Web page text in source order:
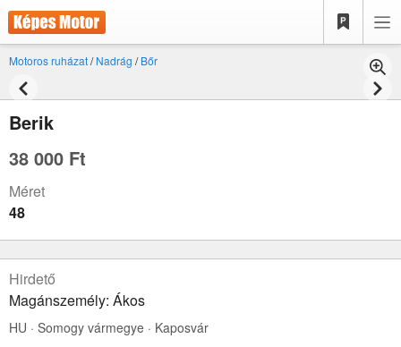
Motoros ruházat/Nadrág /Bőr
Berik
38 000 Ft
Méret
48
Hirdető
Magánszemély: Ákos
HU · Somogy vármegye · Kaposvár